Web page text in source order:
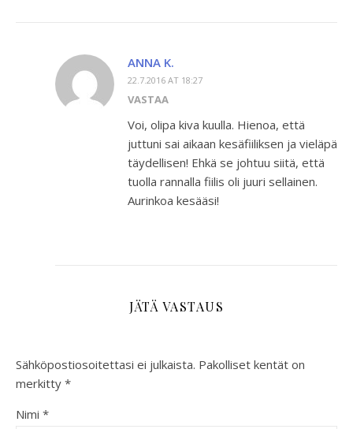
ANNA K.
22.7.2016 AT 18:27
VASTAA
Voi, olipa kiva kuulla. Hienoa, että
juttuni sai aikaan kesäfiiliksen ja vieläpä
täydellisen! Ehkä se johtuu siitä, että
tuolla rannalla fiilis oli juuri sellainen.
Aurinkoa kesääsi!
JÄTÄ VASTAUS
Sähköpostiosoitettasi ei julkaista. Pakolliset kentät on
merkitty *
Nimi *